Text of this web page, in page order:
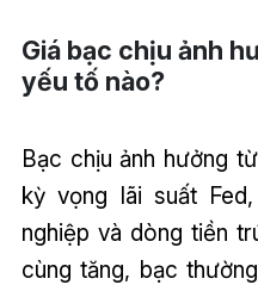
Giá bạc chịu ảnh
yếu tố nào?
Bạc chịu ảnh hưởng
kỳ vọng lãi suất
nghiệp và dòng tiền
cùng tăng, bạc